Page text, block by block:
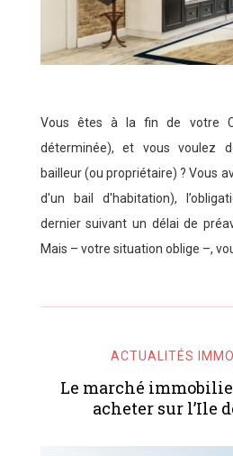
Vous êtes à la fin de votre
déterminée), et vous voulez
bailleur (ou propriétaire) ? Vous
d'un bail d'habitation),
dernier suivant un délai de
Mais – votre situation oblige –,
ACTUALITÉS
Le marché
acheter sur l’Ile